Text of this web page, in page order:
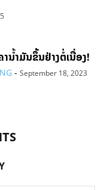
ນ້ຳມັນຂຶ້ນຢ່າງຕໍ່ເນື່ອງ!
- September 18, 2023